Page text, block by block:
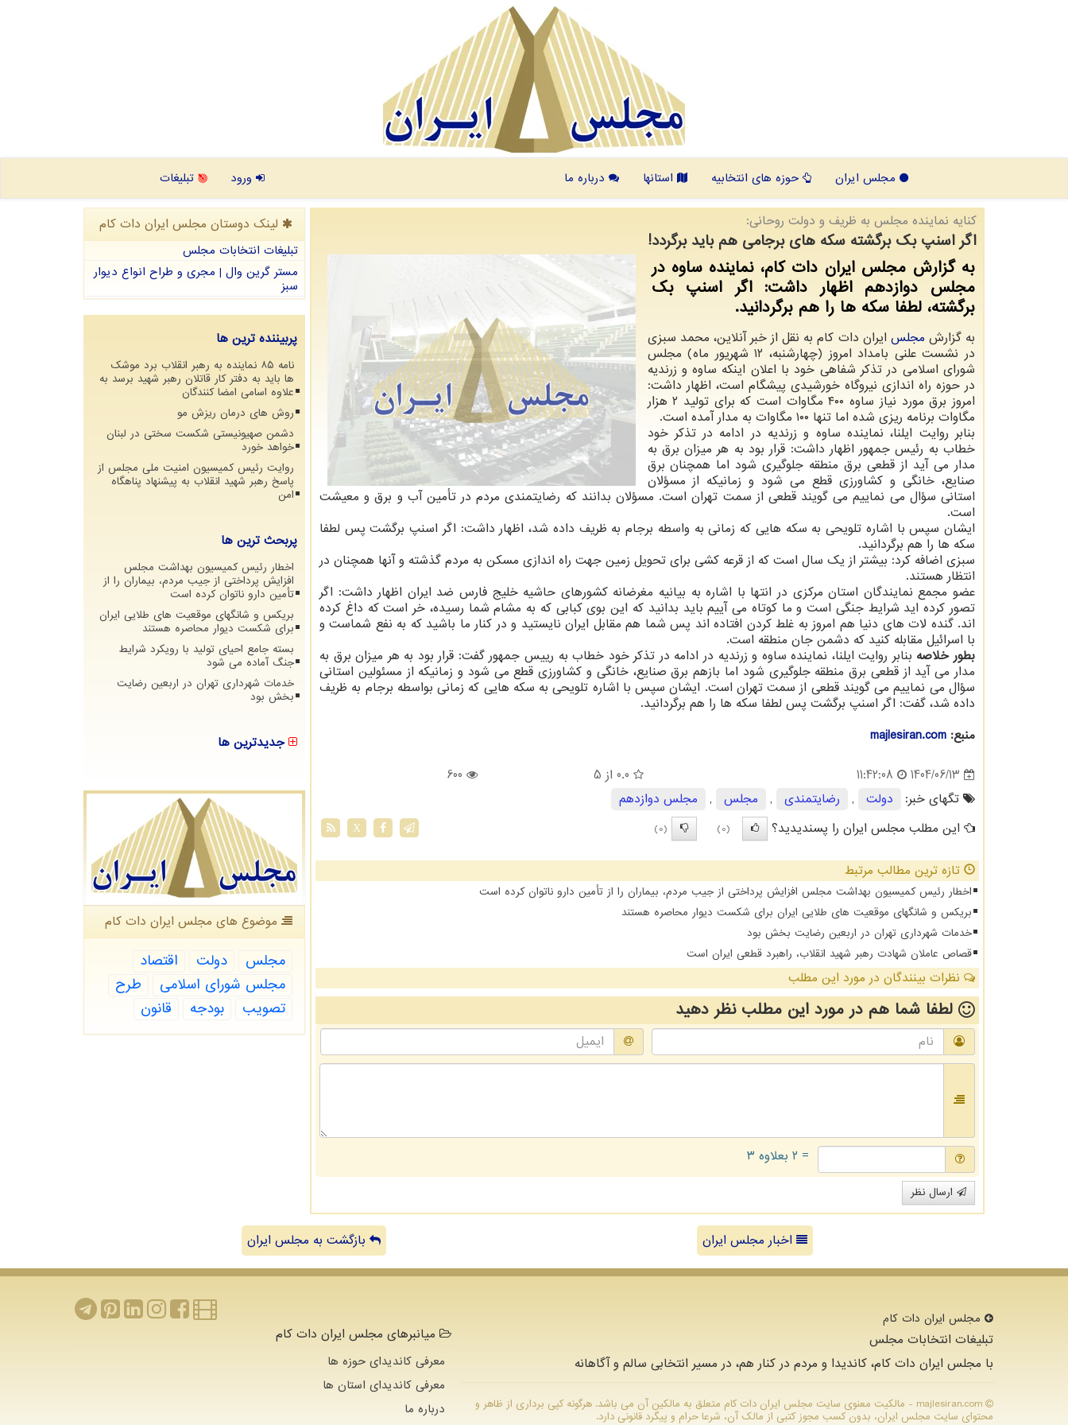
مجلس ایران حوزه های انتخابیه استانها درباره ما ورود تبلیغات
كنایه نماینده مجلس به ظریف و دولت روحانی:
اگر اسنپ بک برگشته سکه های برجامی هم باید برگردد!
به گزارش مجلس ایران دات کام، نماینده ساوه در
مجلس دوازدهم اظهار داشت: اگر اسنپ بک
برگشته، لطفا سکه ها را هم برگردانید.
به گزارش مجلس ایران دات کام به نقل از خبر آنلاین، محمد سبزی
در نشست علنی بامداد امروز (چهارشنبه، ۱۲ شهریور ماه) مجلس
شورای اسلامی در تذکر شفاهی خود با اعلان اینکه ساوه و زرندیه
در حوزه راه اندازی نیروگاه خورشیدی پیشگام است، اظهار داشت:
امروز برق مورد نیاز ساوه ۴۰۰ مگاوات است که برای تولید ۲ هزار
مگاوات برنامه ریزی شده اما تنها ۱۰۰ مگاوات به مدار آمده است.
بنابر روایت ایلنا، نماینده ساوه و زرندیه در ادامه در تذکر خود
خطاب به رئیس جمهور اظهار داشت: قرار بود به هر میزان برق به
مدار می آید از قطعی برق منطقه جلوگیری شود اما همچنان برق
صنایع، خانگی و کشاورزی قطع می شود و زمانیکه از مسؤلان
استانی سؤال می نماییم می گویند قطعی از سمت تهران است. مسؤلان بدانند که رضایتمندی مردم در تأمین آب و برق و معیشت
است.
ایشان سپس با اشاره تلویحی به سکه هایی که زمانی به واسطه برجام به ظریف داده شد، اظهار داشت: اگر اسنپ برگشت پس لطفا
سکه ها را هم برگردانید.
سبزی اضافه کرد: بیشتر از یک سال است که از قرعه کشی برای تحویل زمین جهت راه اندازی مسکن به مردم گذشته و آنها همچنان در
انتظار هستند.
عضو مجمع نمایندگان استان مرکزی در انتها با اشاره به بیانیه مغرضانه کشورهای حاشیه خلیج فارس ضد ایران اظهار داشت: اگر
تصور کرده اید شرایط جنگی است و ما کوتاه می آییم باید بدانید که این بوی کبابی که به مشام شما رسیده، خر است که داغ کرده
اند. گنده لات های دنیا هم امروز به غلط کردن افتاده اند پس شما هم مقابل ایران نایستید و در کنار ما باشید که به نفع شماست و
با اسرائیل مقابله کنید که دشمن جان منطقه است.
بطور خلاصه بنابر روایت ایلنا، نماینده ساوه و زرندیه در ادامه در تذکر خود خطاب به رییس جمهور گفت: قرار بود به هر میزان برق به
مدار می آید از قطعی برق منطقه جلوگیری شود اما بازهم برق صنایع، خانگی و کشاورزی قطع می شود و زمانیکه از مسئولین استانی
سؤال می نماییم می گویند قطعی از سمت تهران است. ایشان سپس با اشاره تلویحی به سکه هایی که زمانی بواسطه برجام به ظریف
داده شد، گفت: اگر اسنپ برگشت پس لطفا سکه ها را هم برگردانید.
منبع: majlesiran.com
1404/06/13
11:42:08
0.0 از 5
600
تگهای خبر:
دولت , رضایتمندی , مجلس ,
مجلس دوازدهم
این مطلب مجلس ایران را پسندیدید؟
(0)
(0)
X
تازه ترین مطالب مرتبط
اخطار رئیس کمیسیون بهداشت مجلس افزایش پرداختی از جیب مردم، بیماران را از تأمین دارو ناتوان کرده است
بریکس و شانگهای موقعیت های طلایی ایران برای شکست دیوار محاصره هستند
خدمات شهرداری تهران در اربعین رضایت بخش بود
قصاص عاملان شهادت رهبر شهید انقلاب، راهبرد قطعی ایران است
نظرات بینندگان در مورد این مطلب
لطفا شما هم در مورد این مطلب نظر دهید
= ۲ بعلاوه ۳
ارسال نظر
لینک دوستان مجلس ایران دات كام
تبلیغات انتخابات مجلس
مستر گرین وال | مجری و طراح انواع دیوار
سبز
پربیننده ترین ها
نامه ۸۵ نماینده به رهبر انقلاب برد موشک
ها باید به دفتر کار قاتلان رهبر شهید برسد به
علاوه اسامی امضا کنندگان
روش های درمان ریزش مو
دشمن صهیونیستی شکست سختی در لبنان
خواهد خورد
روایت رئیس کمیسیون امنیت ملی مجلس از
پاسخ رهبر شهید انقلاب به پیشنهاد پناهگاه
امن
پربحث ترین ها
اخطار رئیس کمیسیون بهداشت مجلس
افزایش پرداختی از جیب مردم، بیماران را از
تأمین دارو ناتوان کرده است
بریکس و شانگهای موقعیت های طلایی ایران
برای شکست دیوار محاصره هستند
بسته جامع احیای تولید با رویکرد شرایط
جنگ آماده می شود
خدمات شهرداری تهران در اربعین رضایت
بخش بود
جدیدترین ها
موضوع های مجلس ایران دات كام
مجلس دولت
اقتصاد
مجلس شورای اسلامی
طرح
تصویب
بودجه قانون
اخبار مجلس ایران بازگشت به مجلس ایران
مجلس ایران دات كام
تبلیغات انتخابات مجلس
با مجلس ایران دات کام، کاندیدا و مردم در کنار هم، در مسیر انتخابی سالم و آگاهانه
majlesiran.com - مالکیت معنوی سایت مجلس ایران دات كام متعلق به مالکین آن می باشد. هرگونه کپی برداری از ظاهر و
محتوای سایت مجلس ایران، بدون کسب مجوز کتبی از مالک آن، شرعا حرام و پیگرد قانونی دارد.
میانبرهای مجلس ایران دات کام
معرفی کاندیدای حوزه ها
معرفی کاندیدای استان ها
درباره ما